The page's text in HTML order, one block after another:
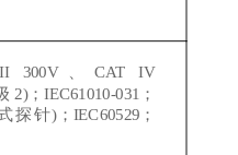
III 300V、CAT IV
IEC61010-031；
探针)；IEC60529；